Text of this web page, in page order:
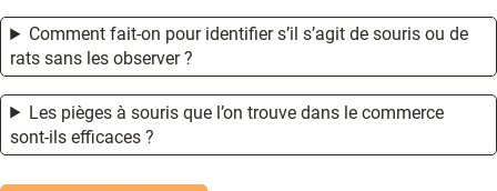
Comment fait-on pour identifier s’il s’agit de souris ou de
rats sans les observer ?
Les pièges à souris que l’on trouve dans le commerce
sont-ils efficaces ?